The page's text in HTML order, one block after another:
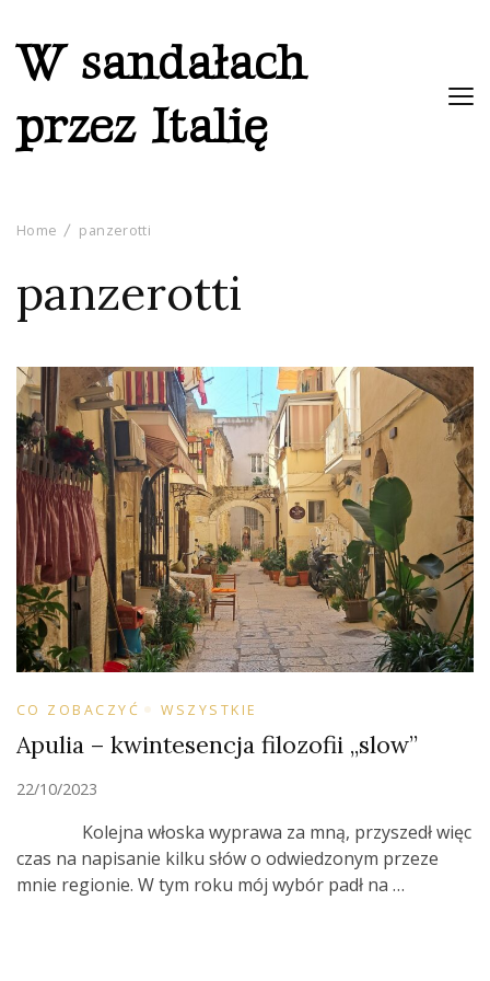
W sandałach
przez Italię
Home panzerotti
panzerotti
CO ZOBACZYĆ WSZYSTKIE
Apulia – kwintesencja filozofii „slow”
22/10/2023
Kolejna włoska wyprawa za mną, przyszedł więc
czas na napisanie kilku słów o odwiedzonym przeze
mnie regionie. W tym roku mój wybór padł na …